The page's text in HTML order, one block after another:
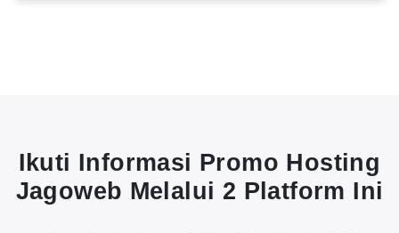
Ikuti Informasi Promo Hosting
Jagoweb Melalui 2 Platform Ini